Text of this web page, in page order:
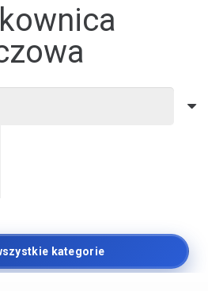
kategorie